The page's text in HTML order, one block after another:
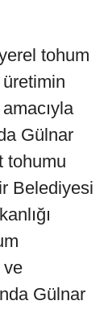
tohum
Gülnar
tohumu
Belediyesi
ve
Gülnar